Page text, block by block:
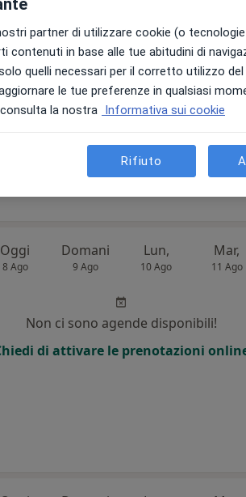
Non ci sono agende disponibili!
di attivare le prenotazioni
Oggi
8 Ago
Domani
9 Ago
Lun,
10 Ago
Mar,
11 Ago
Non ci sono agende disponibili!
di attivare le prenotazioni
partner di utilizzare cookie (o
in base alle tue abitudini di
quelli necessari per il corretto utilizzo
le tue preferenze in qualsiasi
la nostra Informativa sui cookie
Rifiuto